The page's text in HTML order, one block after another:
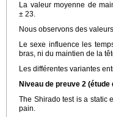
La valeur moyenne de
± 23.
Nous observons des
Le sexe influence les
bras, ni du maintien de la
Les différentes variantes
Niveau de preuve 2 (étude
The Shirado test is a static
pain.